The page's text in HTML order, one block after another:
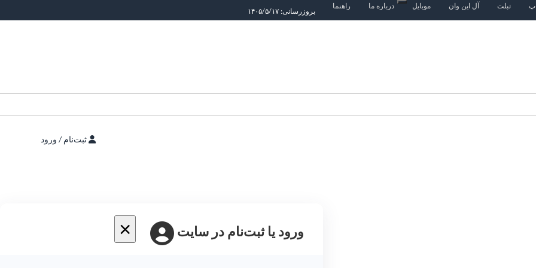
تبلت آل این وان موبایل درباره ما راهنما
بروزرسانی: ۱۴۰۵/۵/۱۷
ثبت‌نام / ورود
× ورود یا ثبت‌نام در سایت